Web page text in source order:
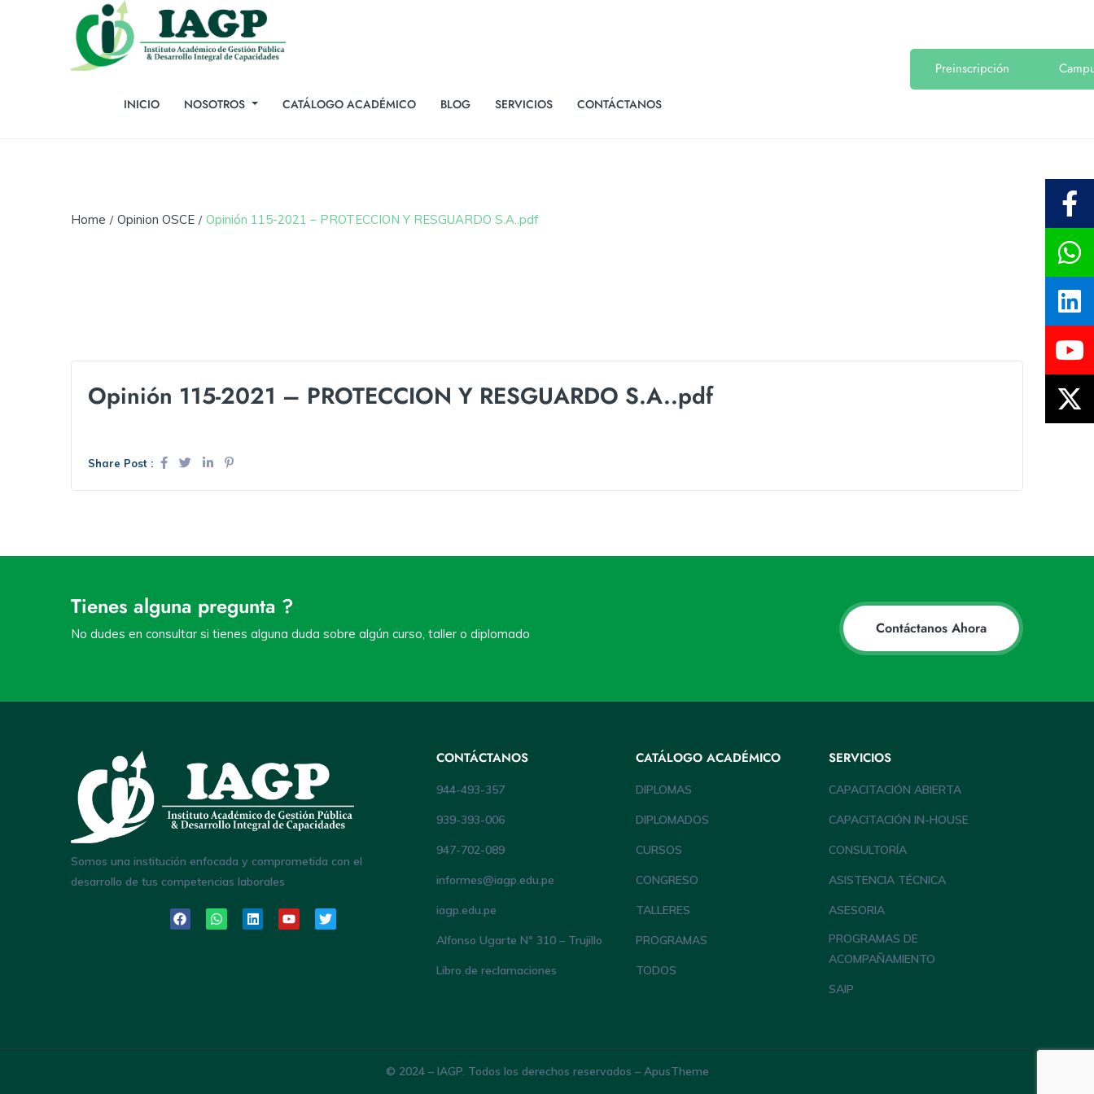
INICIO NOSOTROS CATÁLOGO ACADÉMICO BLOG SERVICIOS CONTÁCTANOS
Preinscripción
Home Opinion OSCE Opinión 115-2021 – PROTECCION Y RESGUARDO S.A..pdf
Opinión 115-2021 – PROTECCION Y RESGUARDO S.A..pdf
Share Post :
Tienes alguna pregunta ?
No dudes en consultar si tienes alguna duda sobre algún curso, taller o diplomado Contáctanos Ahora
Somos una institución enfocada y comprometida con el
desarrollo de tus competencias laborales
CONTÁCTANOS
944-493-357
939-393-006
947-702-089
informes@iagp.edu.pe
iagp.edu.pe
Alfonso Ugarte Nº 310 – Trujillo
Libro de reclamaciones
CATÁLOGO ACADÉMICO
DIPLOMAS
DIPLOMADOS
CURSOS
CONGRESO
TALLERES
PROGRAMAS
TODOS
SERVICIOS
CAPACITACIÓN ABIERTA
CAPACITACIÓN IN-HOUSE
CONSULTORÍA
ASISTENCIA TÉCNICA
ASESORIA
PROGRAMAS DE
ACOMPAÑAMIENTO
SAIP
© 2024 – IAGP. Todos los derechos reservados – ApusTheme